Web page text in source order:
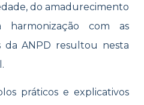
do amadurecimento
com as
da ANPD resultou nesta
práticos e explicativos